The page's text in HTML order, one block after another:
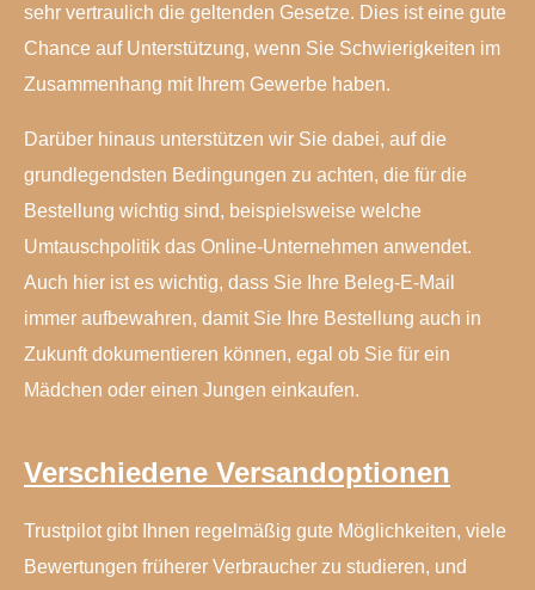
sehr vertraulich die geltenden Gesetze. Dies ist eine gute
Chance auf Unterstützung, wenn Sie Schwierigkeiten im
Zusammenhang mit Ihrem Gewerbe haben.
Darüber hinaus unterstützen wir Sie dabei, auf die
grundlegendsten Bedingungen zu achten, die für die
Bestellung wichtig sind, beispielsweise welche
Umtauschpolitik das Online-Unternehmen anwendet.
Auch hier ist es wichtig, dass Sie Ihre Beleg-E-Mail
immer aufbewahren, damit Sie Ihre Bestellung auch in
Zukunft dokumentieren können, egal ob Sie für ein
Mädchen oder einen Jungen einkaufen.
Verschiedene Versandoptionen
Trustpilot gibt Ihnen regelmäßig gute Möglichkeiten, viele
Bewertungen früherer Verbraucher zu studieren, und